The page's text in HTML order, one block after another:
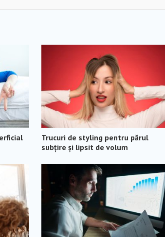
Trucuri de styling pentru părul
subțire și lipsit de volum